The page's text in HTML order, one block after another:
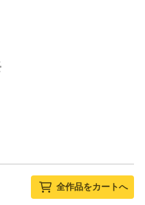
全作品をカートへ